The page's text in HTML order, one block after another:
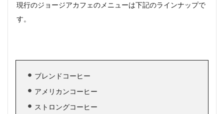
現行のジョージアカフェのメニューは下記のラインナップで
す。
ブレンドコーヒー
アメリカンコーヒー
ストロングコーヒー